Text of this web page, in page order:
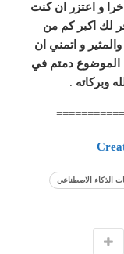
و اعتزر ان كنت
لك اكبر كم من
و اتمني ان
الموضوع دمتم في
وبركاته .
الذكاء الاصطناعي